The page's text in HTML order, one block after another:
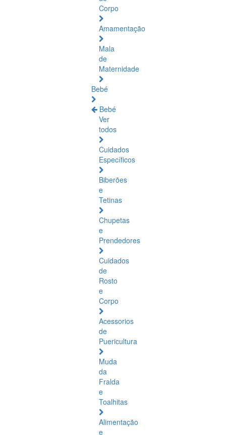
Corpo
Amamentação
Mala
de
Maternidade
Bebé
Bebé
Ver
todos
Cuidados
Específicos
Biberões
e
Tetinas
Chupetas
e
Prendedores
Cuidados
de
Rosto
e
Corpo
Acessorios
de
Puericultura
Muda
da
Fralda
e
Toalhitas
Alimentação
e